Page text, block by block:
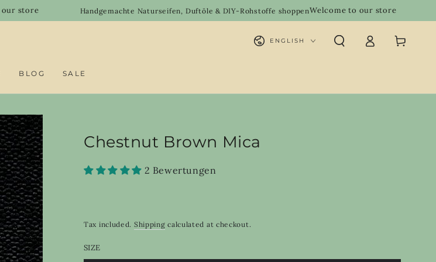
Handgemachte Naturseifen, Duftöle & DIY-Rohstoffe shoppenWelcome to our store
BLOG SALE
Language
ENGLISH
Log
in
Cart
Chestnut Brown Mica
2 Bewertungen
Tax included. Shipping calculated at checkout.
SIZE